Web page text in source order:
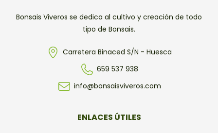
Bonsais Viveros se dedica al cultivo y creación de todo
tipo de Bonsais.
Carretera Binaced S/N - Huesca
659 537 938
info@bonsaisviveros.com
ENLACES ÚTILES